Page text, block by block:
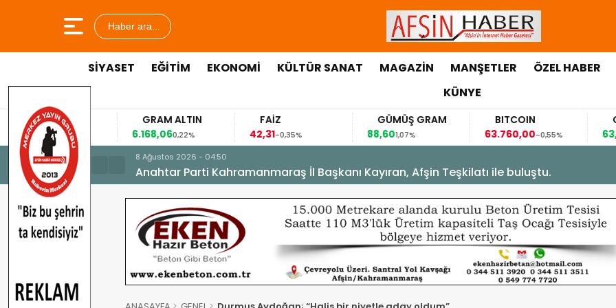
Haber ara...
SİYASET EĞİTİM EKONOMİ KÜLTÜR SANAT MAGAZİN MANŞETLER ÖZEL HABER
KÜNYE
GRAM ALTIN
6.168,06
0,22%
FAİZ
42,31
GÜMÜŞ GRAM
88,60
BITCOIN
-0,55%
GBP/TRY
63,1184
0,07%
8 Ağustos 2026 - 04:50
Anahtar Parti Kahramanmaraş İl Başkanı Kayıran, Afşin Teşkilatı ile buluştu.